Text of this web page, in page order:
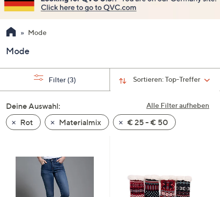
sind,
verwenden
Sie
Pfeiltasten
nach
und
nach
unten
oder
Mode
Mode
Sortieren:Top-Treffer
Filter (3)
Alle Filter aufheben
Deine Auswahl:
Rot
Materialmix € 25 - € 50